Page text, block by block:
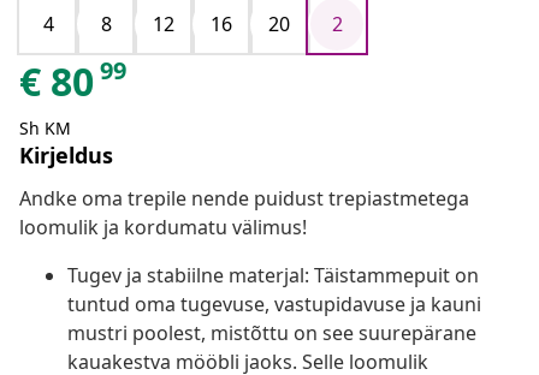
4
8 12 16 20 2
€ 8099
Sh KM
Kirjeldus
Andke oma trepile nende puidust trepiastmetega
loomulik ja kordumatu välimus!
Tugev ja stabiilne materjal: Täistammepuit on
tuntud oma tugevuse, vastupidavuse ja kauni
mustri poolest, mistõttu on see suurepärane
kauakestva mööbli jaoks. Selle loomulik